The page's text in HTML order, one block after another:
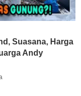
Suasana, Harga
Andy